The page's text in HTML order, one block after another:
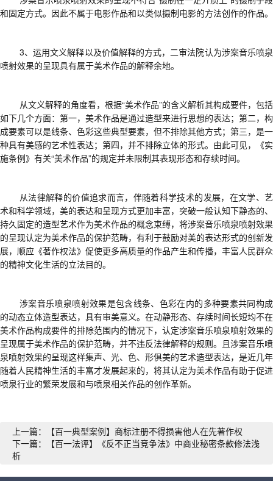
和固定方式。 因此不属于电影作品和以类似摄制电影的方法创作的作品。
3、运用文义解释以及价值解释的方式，二审法院认为涉案音乐喷泉
喷射效果的呈现具有属于美术作品的解释余地。
从文义解释的角度看，根据“美术作品”的含义解析其构成要件，包括
如下几个方面：第一，美术作品是通过造型来进行思想的表达；第二，构
成要素可以是线条、色彩这些典型要素，但不排除其他方式；第三，是一
种具有美感的艺术性表达；第四，并不排除立体的形式。由此可见，《实
施条例》有关“美术作品”的规定并未限制其表现形态和存续时间。
从法律解释的价值追求而言，伴随着科学技术的发展， 在文学、艺
术和科学领域，美的表达和呈现方式更加丰富， 突破一般认知下静态的、
持久固定的造型艺术作为美术作品的概念束缚，将涉案音乐喷泉喷射效果
的呈现认定为美术作品的保护范畴，有利于鼓励对美的表达形式的创新发
展， 顺应 《著作权法》促使更多高质量的作品产生和传播，丰富人民群众
的精神文化生活的立法目的。
涉案音乐喷泉喷射效果是包含线条、色彩在内的多种要素共同构成
的动态立体造型表达，具有审美意义。在动静形态、存续时间长短均不在
美术作品构成要件的排除范围内的情况下，认定涉案音乐喷泉喷射效果的
呈现属于美术作品的保护范畴，并不违反法律解释的规则。 且涉案音乐喷
泉喷射效果的呈现这样集声、光、色、形俱美的艺术造型表达，是近几年
随着人民精神生活的丰富才发展起来的，将其认定为美术作品有助于促进
喷泉行业的繁荣发展和与喷泉相关作品的创作革新。
上一篇：【百一典型案例】商标注册不得损害他人在先著作权
下一篇：【百一法评】《反不正当竞争法》中商业秘密条款修法浅
析